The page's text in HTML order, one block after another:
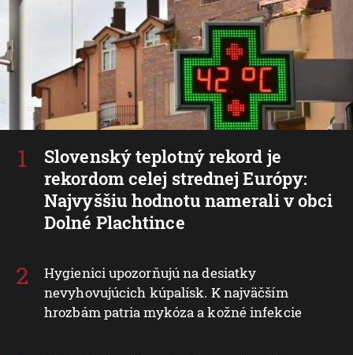
Slovenský teplotný rekord je
rekordom celej strednej Európy:
Najvyššiu hodnotu namerali v obci
Dolné Plachtince
Hygienici upozorňujú na desiatky
nevyhovujúcich kúpalísk. K najväčším
hrozbám patria mykóza a kožné infekcie